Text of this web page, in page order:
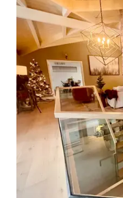
avec une capacité maximale
envoyer un message